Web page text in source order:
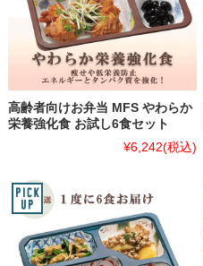
高齢者向けお弁当 MFS やわらか
栄養強化食 お試し6食セット
¥6,242(税込)